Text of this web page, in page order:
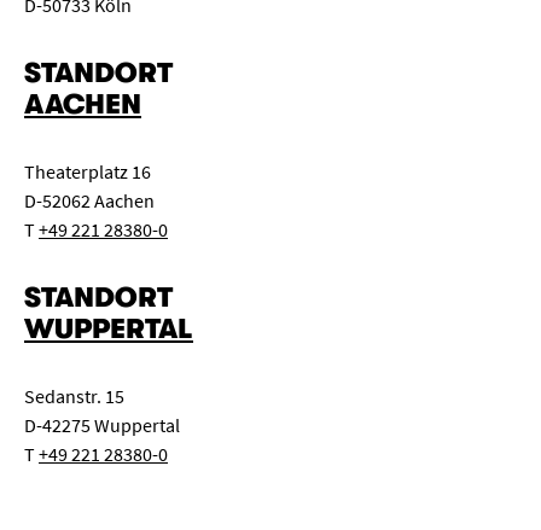
D-50733 Köln
STANDORT
AACHEN
Theaterplatz 16
D-52062 Aachen
T+49 221 28380-0
STANDORT
WUPPERTAL
Sedanstr. 15
D-42275 Wuppertal
T+49 221 28380-0